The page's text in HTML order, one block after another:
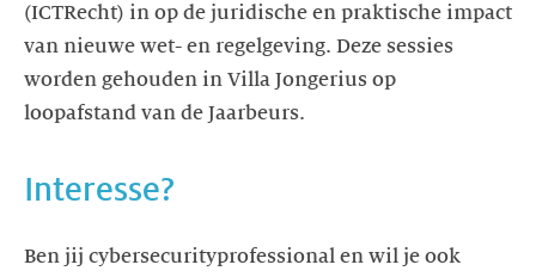
(ICTRecht) in op de juridische en praktische impact
van nieuwe wet- en regelgeving. Deze sessies
worden gehouden in Villa Jongerius op
loopafstand van de Jaarbeurs.
Interesse?
Ben jij cybersecurityprofessional en wil je ook